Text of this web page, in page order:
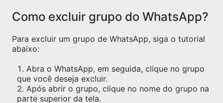
Como excluir grupo do WhatsApp?
Para excluir um grupo de WhatsApp, siga o tutorial
abaixo:
Abra o WhatsApp, em seguida, clique no grupo
que você deseja excluir.
Após abrir o grupo, clique no nome do grupo na
parte superior da tela.